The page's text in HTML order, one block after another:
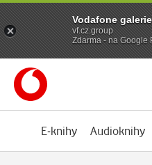
E-knihy Audioknihy
Vodafone galerie
vf.cz.group
Zdarma - na Google